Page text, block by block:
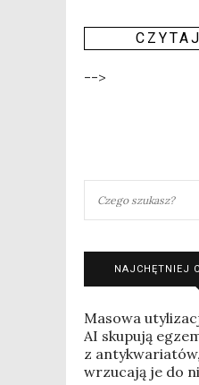
-->
NAJCHĘTNIEJ
Masowa
AI skupują
z
wrzucają je do